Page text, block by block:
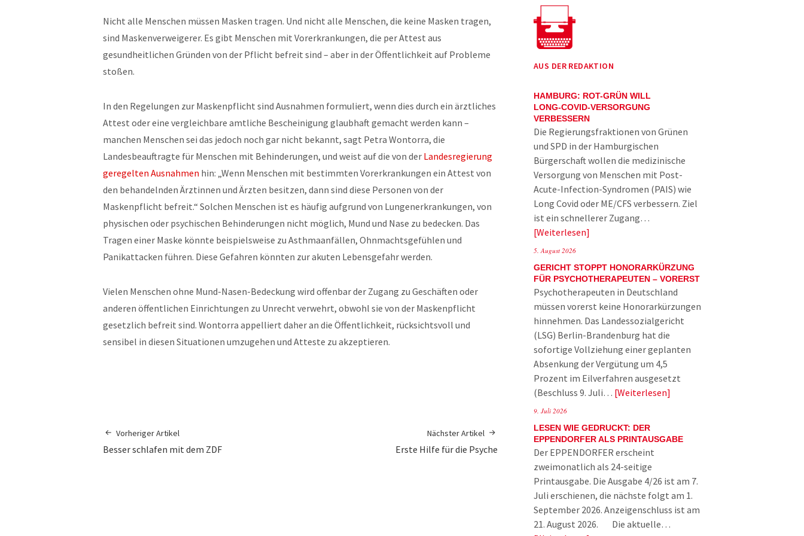
Nicht alle Menschen müssen Masken tragen. Und nicht alle Menschen, die keine Masken tragen,
sind Maskenverweigerer. Es gibt Menschen mit Vorerkrankungen, die per Attest aus
gesundheitlichen Gründen von der Pflicht befreit sind – aber in der Öffentlichkeit auf Probleme
stoßen.
In den Regelungen zur Maskenpflicht sind Ausnahmen formuliert, wenn dies durch ein ärztliches
Attest oder eine vergleichbare amtliche Bescheinigung glaubhaft gemacht werden kann –
manchen Menschen sei das jedoch noch gar nicht bekannt, sagt Petra Wontorra, die
Landesbeauftragte für Menschen mit Behinderungen, und weist auf die von der Landesregierung
geregelten Ausnahmen hin: „Wenn Menschen mit bestimmten Vorerkrankungen ein Attest von
den behandelnden Ärztinnen und Ärzten besitzen, dann sind diese Personen von der
Maskenpflicht befreit.“ Solchen Menschen ist es häufig aufgrund von Lungenerkrankungen, von
physischen oder psychischen Behinderungen nicht möglich, Mund und Nase zu bedecken. Das
Tragen einer Maske könnte beispielsweise zu Asthmaanfällen, Ohnmachtsgefühlen und
Panikattacken führen. Diese Gefahren könnten zur akuten Lebensgefahr werden.
Vielen Menschen ohne Mund-Nasen-Bedeckung wird offenbar der Zugang zu Geschäften oder
anderen öffentlichen Einrichtungen zu Unrecht verwehrt, obwohl sie von der Maskenpflicht
gesetzlich befreit sind. Wontorra appelliert daher an die Öffentlichkeit, rücksichtsvoll und
sensibel in diesen Situationen umzugehen und Atteste zu akzeptieren.
Vorheriger Artikel
Besser schlafen mit dem ZDF
Nächster Artikel
Erste Hilfe für die Psyche
AUS DER REDAKTION
HAMBURG: ROT-GRÜN WILL
LONG-COVID-VERSORGUNG
VERBESSERN
Die Regierungsfraktionen von Grünen
und SPD in der Hamburgischen
Bürgerschaft wollen die medizinische
Versorgung von Menschen mit Post-
Acute-Infection-Syndromen (PAIS) wie
Long Covid oder ME/CFS verbessern. Ziel
ist ein schnellerer Zugang…
Weiterlesen
5. August 2026
GERICHT STOPPT HONORARKÜRZUNG
FÜR PSYCHOTHERAPEUTEN – VORERST
Psychotherapeuten in Deutschland
müssen vorerst keine Honorarkürzungen
hinnehmen. Das Landessozialgericht
(LSG) Berlin-Brandenburg hat die
sofortige Vollziehung einer geplanten
Absenkung der Vergütung um 4,5
Prozent im Eilverfahren ausgesetzt
(Beschluss 9. Juli… Weiterlesen
9. Juli 2026
LESEN WIE GEDRUCKT: DER
EPPENDORFER ALS PRINTAUSGABE
Der EPPENDORFER erscheint
zweimonatlich als 24-seitige
Printausgabe. Die Ausgabe 4/26 ist am 7.
Juli erschienen, die nächste folgt am 1.
September 2026. Anzeigenschluss ist am
21. August 2026. Die aktuelle…